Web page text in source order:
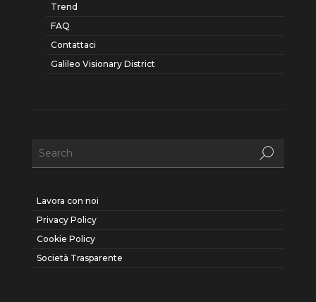
Trend
FAQ
Contattaci
Galileo Visionary District
Lavora con noi
Privacy Policy
Cookie Policy
Società Trasparente